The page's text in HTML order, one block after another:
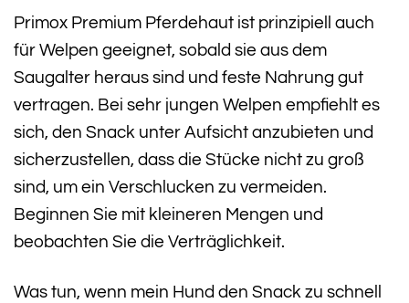
Primox Premium Pferdehaut ist prinzipiell auch
für Welpen geeignet, sobald sie aus dem
Saugalter heraus sind und feste Nahrung gut
vertragen. Bei sehr jungen Welpen empfiehlt es
sich, den Snack unter Aufsicht anzubieten und
sicherzustellen, dass die Stücke nicht zu groß
sind, um ein Verschlucken zu vermeiden.
Beginnen Sie mit kleineren Mengen und
beobachten Sie die Verträglichkeit.
Was tun, wenn mein Hund den Snack zu schnell